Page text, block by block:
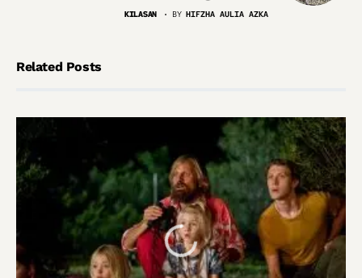
KILASAN BY HIFZHA AULIA AZKA
Related Posts